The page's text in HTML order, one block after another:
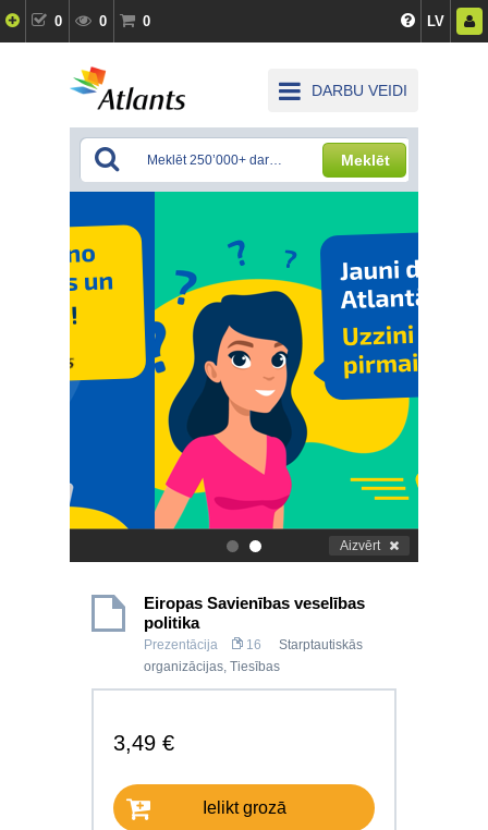
0 0 0 LV
DARBU VEIDI
Meklēt
. Aizvērt
Eiropas Savienības veselības
politika
Prezentācija 16
Starptautiskās
organizācijas, Tiesības
3,49 €
Ielikt grozā